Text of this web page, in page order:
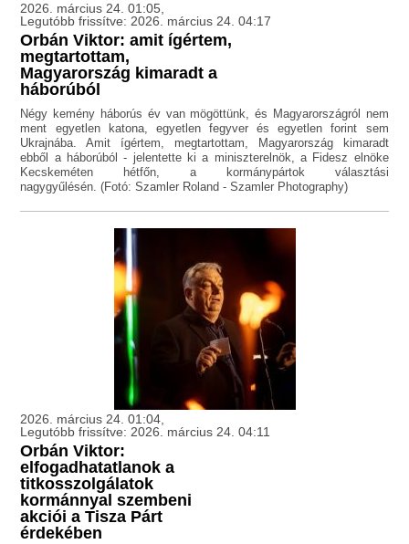
2026. március 24. 01:05,
Legutóbb frissítve: 2026. március 24. 04:17
Orbán Viktor: amit ígértem,
megtartottam,
Magyarország kimaradt a
háborúból
Négy kemény háborús év van mögöttünk, és Magyarországról nem
ment egyetlen katona, egyetlen fegyver és egyetlen forint sem
Ukrajnába. Amit ígértem, megtartottam, Magyarország kimaradt
ebből a háborúból - jelentette ki a miniszterelnök, a Fidesz elnöke
Kecskeméten hétfőn, a kormánypártok választási
nagygyűlésén. (Fotó: Szamler Roland - Szamler Photography)
2026. március 24. 01:04,
Legutóbb frissítve: 2026. március 24. 04:11
Orbán Viktor:
elfogadhatatlanok a
titkosszolgálatok
kormánnyal szembeni
akciói a Tisza Párt
érdekében